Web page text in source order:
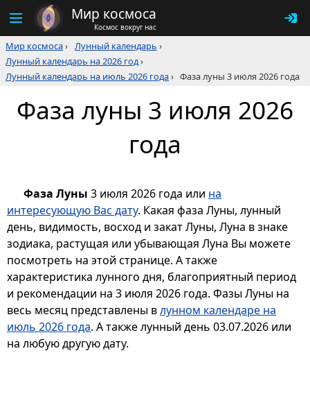
Мир космоса
Космос вокруг нас
Мир космоса› Лунный календарь ›
Лунный календарь на 2026 год›
Лунный календарь на июль 2026 года› Фаза луны 3 июля 2026 года
Фаза луны 3 июля 2026
года
Фаза Луны 3 июля 2026 года или на
интересующую Вас дату. Какая фаза Луны, лунный
день, видимость, восход и закат Луны, Луна в знаке
зодиака, растущая или убывающая Луна Вы можете
посмотреть на этой странице. А также
характеристика лунного дня, благоприятный период
и рекомендации на 3 июля 2026 года. Фазы Луны на
весь месяц представлены влунном календаре на
июль 2026 года. А также лунный день 03.07.2026 или
на любую другую дату.